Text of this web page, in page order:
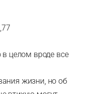
в целом вроде все
жизни, но об